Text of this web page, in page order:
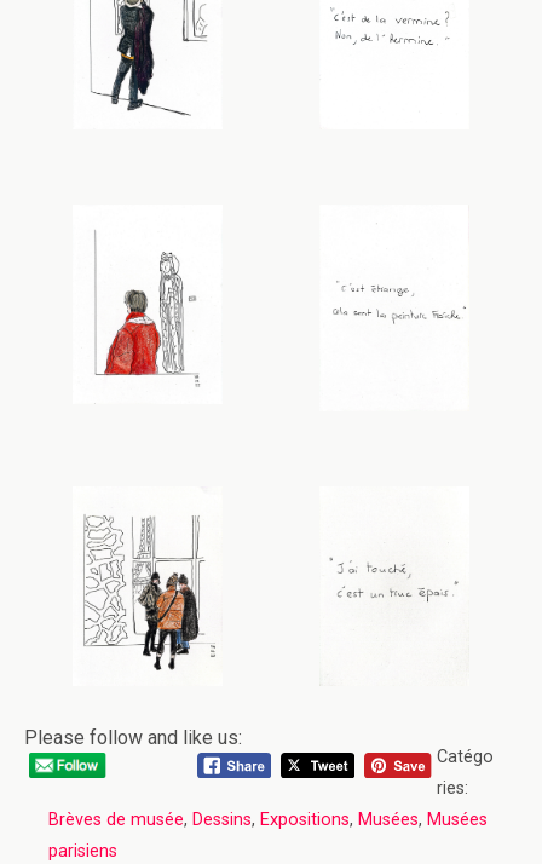
Please follow and like us:
Catégo
ries:
Brèves de musée, Dessins, Expositions, Musées, Musées
parisiens